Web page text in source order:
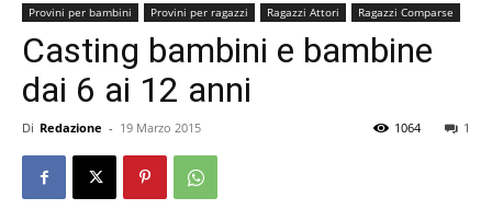
Provini per bambini
Provini per ragazzi Ragazzi Attori Ragazzi Comparse
Casting bambini e bambine
dai 6 ai 12 anni
Di Redazione - 19 Marzo 2015 1
1064